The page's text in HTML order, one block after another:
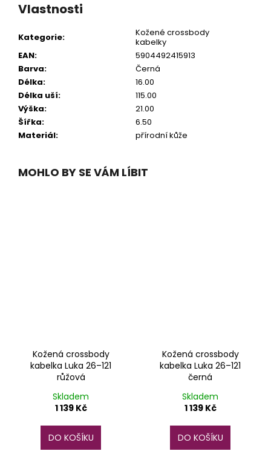
Vlastnosti
Kategorie:
Kožené crossbody
kabelky
EAN:
5904492415913
Barva:
Černá
Délka:
16.00
Délka uší:
115.00
Výška:
21.00
Šířka:
6.50
Materiál: přírodní kůže
MOHLO BY SE VÁM LÍBIT
Kožená crossbody
kabelka Luka 26–121
růžová
Skladem
1 139 Kč
DO KOŠÍKU
Kožená crossbody
kabelka Luka 26–121
černá
Skladem
1 139 Kč
DO KOŠÍKU